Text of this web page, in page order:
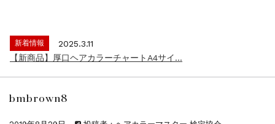
新着情報
2025.3.11
【新商品】厚口ヘアカラーチャートA4サイ...
新着情報
2024.4.10
bmbrown8